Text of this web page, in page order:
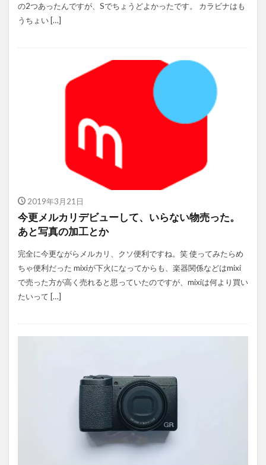
の2つあったんですが、Sでちょうどよかったです。 カラビナはも
うちょい […]
2019年3月21日
今更メルカリデビューして、いらない物売った。
あと写真の加工とか
完全に今更ながらメルカリ、クソ便利ですね。笑 使ってみたらめ
ちゃ便利だった mixiが下火になってからも、楽器関係などはmixi
で売った方が高く売れると思っていたのですが、mixiは何より買い
たいって […]